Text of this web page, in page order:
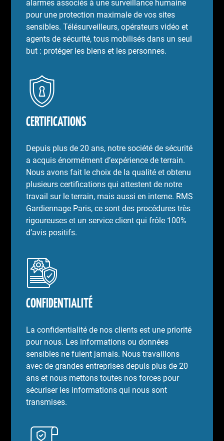
alarmes associés à une surveillance humaine
pour une protection maximale de vos sites
sensibles. Télésurveilleurs, opérateurs vidéo et
agents de sécurité, tous mobilisés dans un seul
but : protéger les biens et les personnes.
CERTIFICATIONS
Depuis plus de 20 ans, notre société de sécurité
a acquis énormément d’expérience de terrain.
Nous avons fait le choix de la qualité et obtenu
plusieurs certifications qui attestent de notre
travail sur le terrain, mais aussi en interne. RMS
Gardiennage Paris, ce sont des procédures très
rigoureuses et un service client qui frôle 100%
d’avis positifs.
CONFIDENTIALITÉ
La confidentialité de nos clients est une priorité
pour nous. Les informations ou données
sensibles ne fuient jamais. Nous travaillons
avec de grandes entreprises depuis plus de 20
ans et nous mettons toutes nos forces pour
sécuriser les informations qui nous sont
transmises.